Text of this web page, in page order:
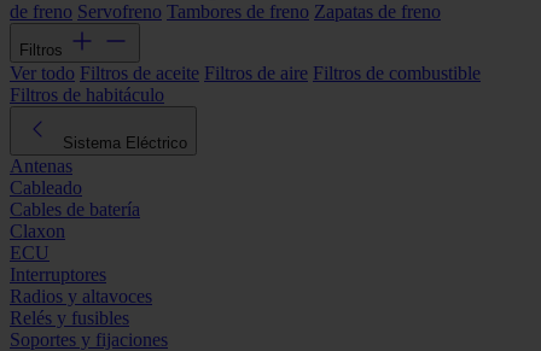
de freno Servofreno Tambores de freno Zapatas de freno
Filtros
Ver todo Filtros de aceite Filtros de aire Filtros de combustible
Filtros de habitáculo
Sistema Eléctrico
Antenas
Cableado
Cables de batería
Claxon
ECU
Interruptores
Radios y altavoces
Relés y fusibles
Soportes y fijaciones